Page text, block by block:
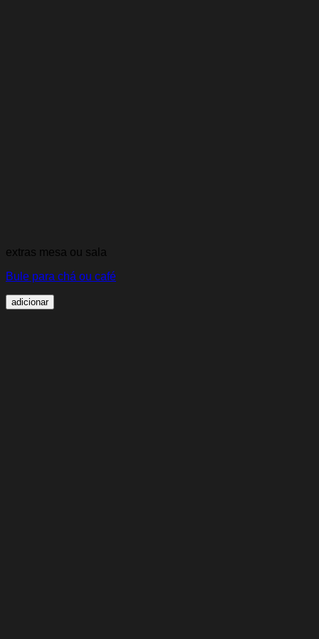
extras mesa ou sala
Bule para chá ou café
adicionar